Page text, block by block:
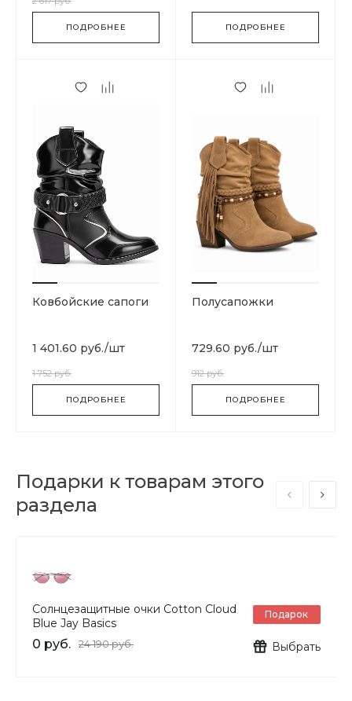
ПОДРОБНЕЕ ПОДРОБНЕЕ
Ковбойские сапоги
1 401.60 руб./шт
1 752 руб.
ПОДРОБНЕЕ
Полусапожки
729.60 руб./шт
912 руб.
ПОДРОБНЕЕ
Подарки к товарам этого
раздела
Солнцезащитные очки Cotton Cloud
Blue Jay Basics
0 руб. 24 190 руб.
Подарок
Выбрать